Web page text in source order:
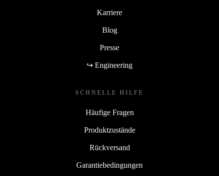
Karriere
Blog
Presse
↪ Engineering
SCHNELLE HILFE
Häufige Fragen
Produktzustände
Rückversand
Garantiebedingungen